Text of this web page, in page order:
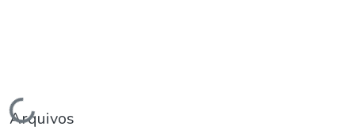
Carregando...
Arquivos